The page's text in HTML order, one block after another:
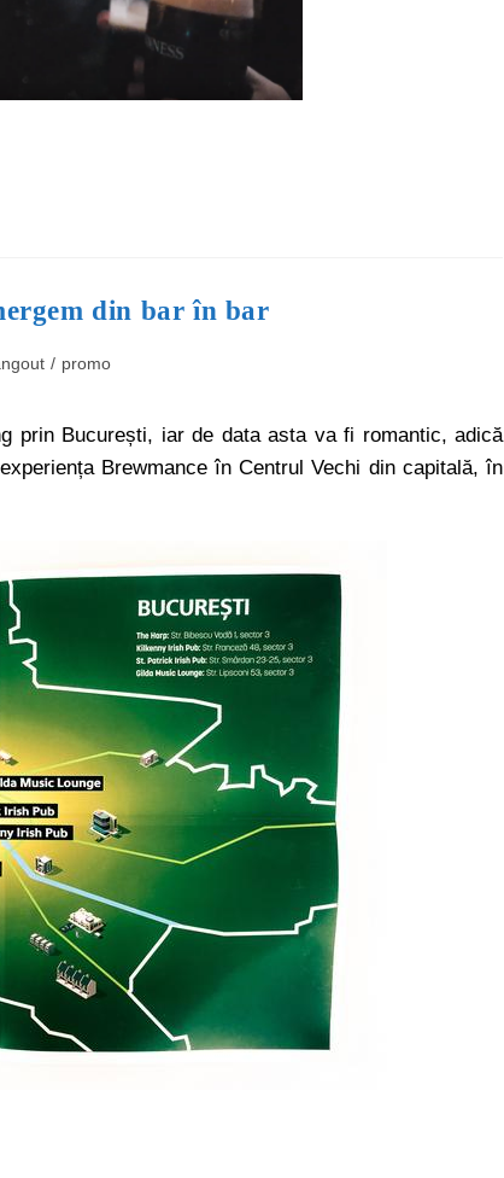
din bar în bar
/ promo
prin București, iar de data asta va fi romantic, adică
Brewmance în Centrul Vechi din capitală, în